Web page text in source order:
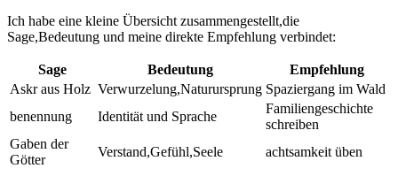
Ich ⁢habe ⁣eine kleine Übersicht​ zusammengestellt,die
Sage,Bedeutung und meine​ direkte ​Empfehlung‍ verbindet:
Sage Bedeutung
Empfehlung
Askr aus Holz Verwurzelung,Naturursprung Spaziergang im Wald
benennung
Identität und ‍Sprache
Familiengeschichte
⁤schreiben
Gaben der
Götter
Verstand,Gefühl,Seele achtsamkeit üben